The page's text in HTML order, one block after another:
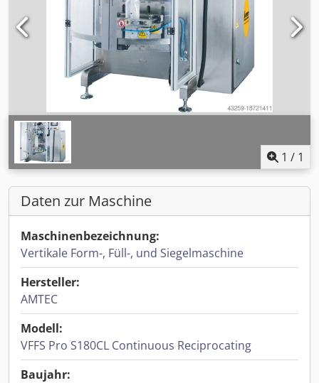
1 / 1
Daten zur Maschine
Maschinenbezeichnung:
Vertikale Form-, Füll-, und Siegelmaschine
Hersteller:
AMTEC
Modell:
VFFS Pro S180CL Continuous Reciprocating
Baujahr: